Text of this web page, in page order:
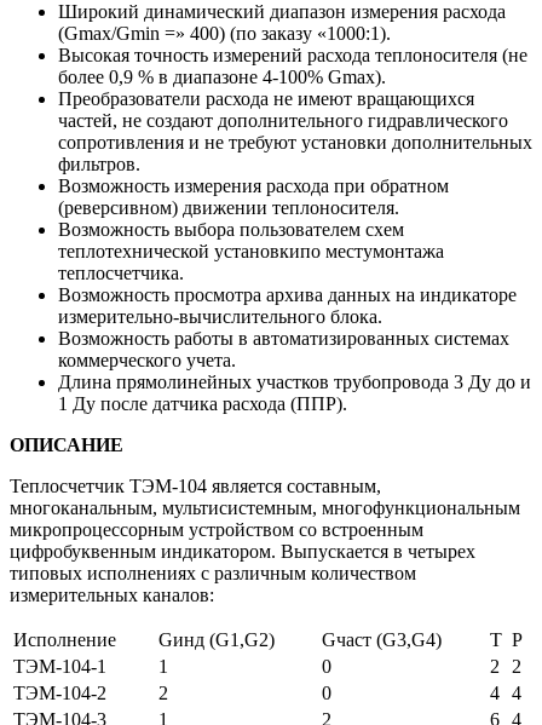
Широкий динамический диапазон измерения расхода
(Gmax/Gmin =» 400) (по заказу «1000:1).
Высокая точность измерений расхода теплоносителя (не
более 0,9 % в диапазоне 4-100% Gmax).
Преобразователи расхода не имеют вращающихся
частей, не создают дополнительного гидравлического
сопротивления и не требуют установки дополнительных
фильтров.
Возможность измерения расхода при обратном
(реверсивном) движении теплоносителя.
Возможность выбора пользователем схем
теплотехнической установкипо местумонтажа
теплосчетчика.
Возможность просмотра архива данных на индикаторе
измерительно-вычислительного блока.
Возможность работы в автоматизированных системах
коммерческого учета.
Длина прямолинейных участков трубопровода 3 Ду до и
1 Ду после датчика расхода (ППР).
ОПИСАНИЕ
Теплосчетчик ТЭМ-104 является составным,
многоканальным, мультисистемным, многофункциональным
микропроцессорным устройством со встроенным
цифробуквенным индикатором. Выпускается в четырех
типовых исполнениях с различным количеством
измерительных каналов:
Исполнение Gинд (G1,G2) Gчаст (G3,G4) Т Р
ТЭМ-104-1
1 0 2 2
ТЭМ-104-2
2 0 4 4
ТЭМ-104-3
1 2 6 4